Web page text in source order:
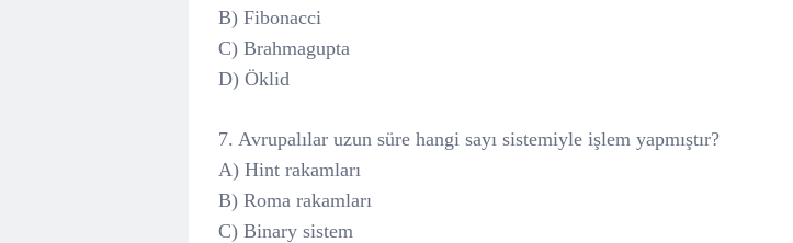
B) Fibonacci
C) Brahmagupta
D) Öklid
7. Avrupalılar uzun süre hangi sayı sistemiyle işlem yapmıştır?
A) Hint rakamları
B) Roma rakamları
C) Binary sistem